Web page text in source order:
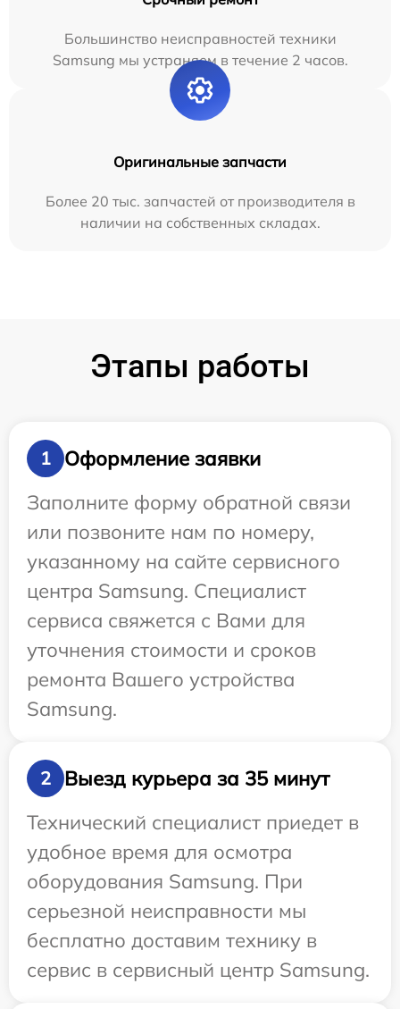
Большинство неисправностей техники
Samsung мы устраняем в течение 2 часов.
Оригинальные запчасти
Более 20 тыс. запчастей от производителя в
наличии на собственных складах.
Этапы работы
1
Оформление заявки
Заполните форму обратной связи
или позвоните нам по номеру,
указанному на сайте сервисного
центра Samsung. Специалист
сервиса свяжется с Вами для
уточнения стоимости и сроков
ремонта Вашего устройства
Samsung.
2
Выезд курьера за 35 минут
Технический специалист приедет в
удобное время для осмотра
оборудования Samsung. При
серьезной неисправности мы
бесплатно доставим технику в
сервис в сервисный центр Samsung.